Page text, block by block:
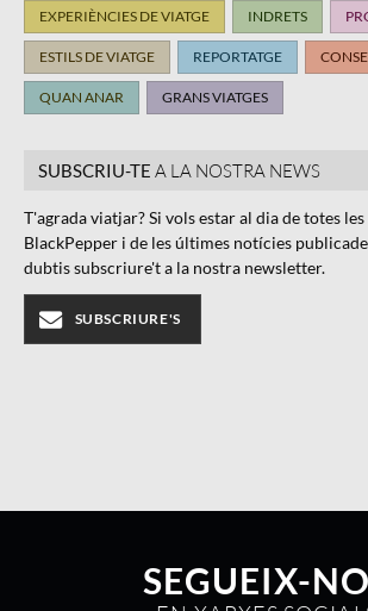
EXPERIÈNCIES DE VIATGE INDRETS
ESTILS DE VIATGE REPORTATGE
QUAN ANAR GRANS VIATGES
SUBSCRIU-TE A LA NOSTRA NEWS
T'agrada viatjar? Si vols estar al dia de totes
BlackPepper i de les últimes notícies
dubtis subscriure't a la nostra newsletter.
SUBSCRIURE'S
SEGUEIX-